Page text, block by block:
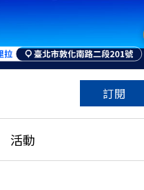
訂閱
活動
特色頻道